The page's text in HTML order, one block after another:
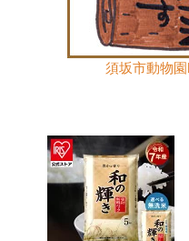
須坂市動物